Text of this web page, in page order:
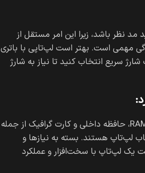
مد نظر باشد، زیرا این امر مستقل از
مهمی است. بهتر است لپ‌تاپی با باتری
شارژ سریع انتخاب کنید تا نیاز به شارژ
نیروی پردازشی، حافظه RAM، حافظه داخلی و کارت گرافیک از جمله
لپ‌تاپ هستند. بسته به نیازها و
یک لپ‌تاپ با سخت‌افزار و عملکرد